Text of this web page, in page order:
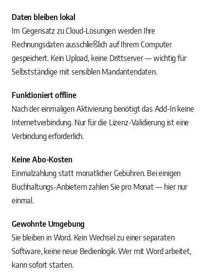
Daten bleiben lokal
Im Gegensatz zu Cloud-Lösungen werden Ihre
Rechnungsdaten ausschließlich auf Ihrem Computer
gespeichert. Kein Upload, keine Drittserver — wichtig für
Selbstständige mit sensiblen Mandantendaten.
Funktioniert offline
Nach der einmaligen Aktivierung benötigt das Add-In keine
Internetverbindung. Nur für die Lizenz-Validierung ist eine
Verbindung erforderlich.
Keine Abo-Kosten
Einmalzahlung statt monatlicher Gebühren. Bei einigen
Buchhaltungs-Anbietern zahlen Sie pro Monat — hier nur
einmal.
Gewohnte Umgebung
Sie bleiben in Word. Kein Wechsel zu einer separaten
Software, keine neue Bedienlogik. Wer mit Word arbeitet,
kann sofort starten.